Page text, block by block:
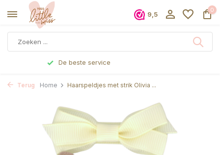
9,5
0
Voor 17 uur besteld, dezelfde dag verzonden
Terug Home Haarspeldjes met strik Olivia ...